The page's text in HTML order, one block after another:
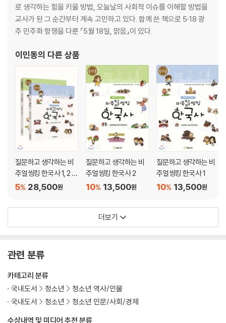
로 생각하는 힘을 키울 방법, 오늘날의 사회적 이슈를 이해할 방법을
교사가 된 그 순간부터 계속 고민하고 있다. 함께 쓴 책으로 5·18 광
주 민주화 항쟁을 다룬 『5월 18일, 맑음』이 있다.
이민동의 다른 상품
질문하고 생각하는 비
주얼씽킹 한국사 1, 2 세
트
28,500원
5%
질문하고 생각하는 비
주얼씽킹 한국사 2
13,500원
10%
질문하고 생각하는 비
주얼씽킹 한국사 1
13,500원
10%
더보기
관련 분류
수상내역 및 미디어 추천 분류
카테고리 분류
국내도서
청소년
청소년 역사/인물
국내도서
청소년 청소년 인문/사회/경제